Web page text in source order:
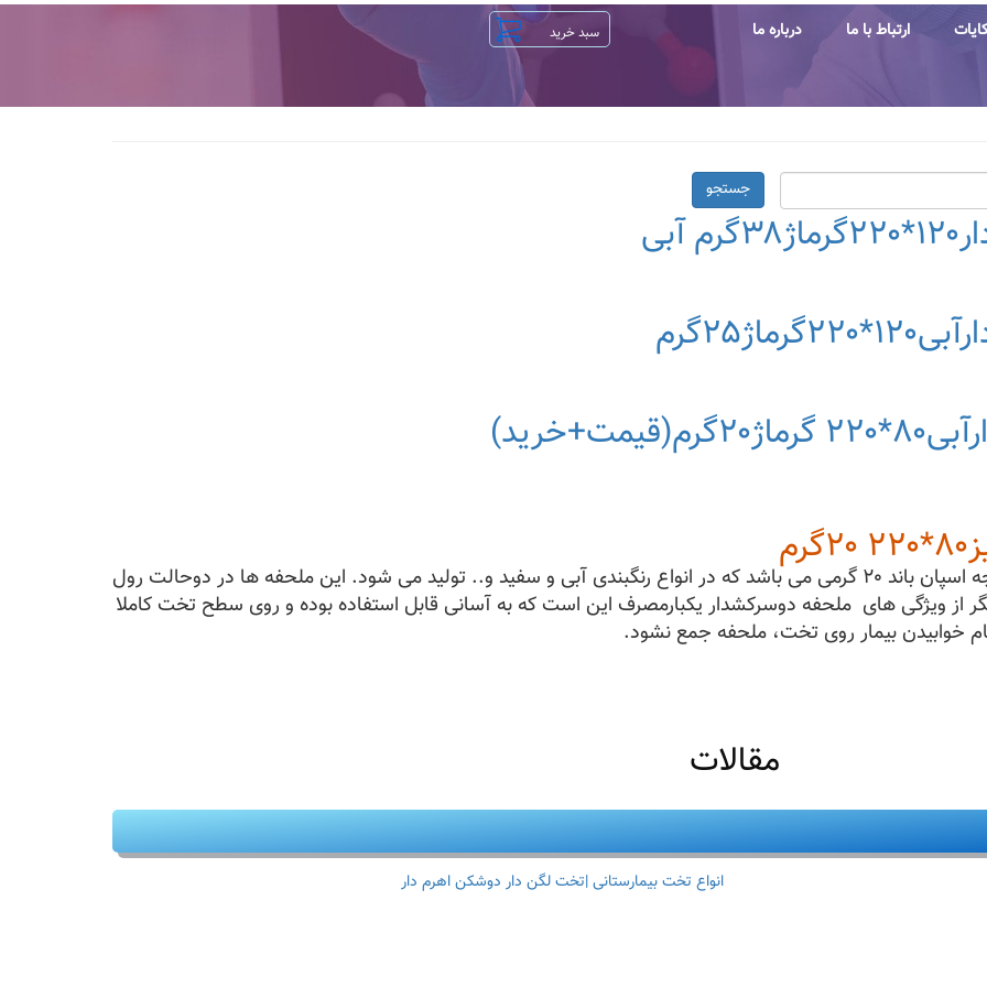
ارتباط با ما درباره ما
جستجو
ملحفه یکبارمصرف دوسرکش دار تولید شده از پارچه اسپان باند ۲۰ گرمی می باشد که در انواع رنگبندی آبی و سفید و.. تولید می شود. این ملحفه ها در دوحالت رول
ویژگی های ملحفه دوسرکشدار یکبارمصرف این است که به آسانی قابل استفاده بوده و روی سطح تخت کاملا
خوابیدن بیمار روی تخت، ملحفه جمع نشود.
مقالات
انواع تخت بیمارستانی |تخت لگن دار دوشکن اهرم دار